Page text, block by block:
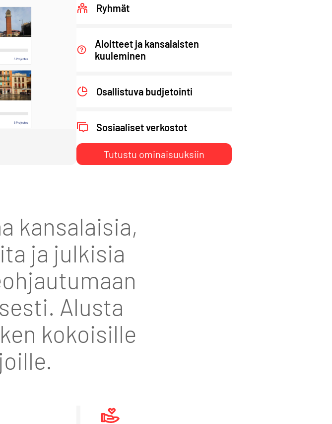
Ryhmät
Aloitteet ja kansalaisten
kuuleminen
Osallistuva budjetointi
Sosiaaliset verkostot
Tutustu ominaisuuksiin
kansalaisia,
ja julkisia
Alusta
kokoisille